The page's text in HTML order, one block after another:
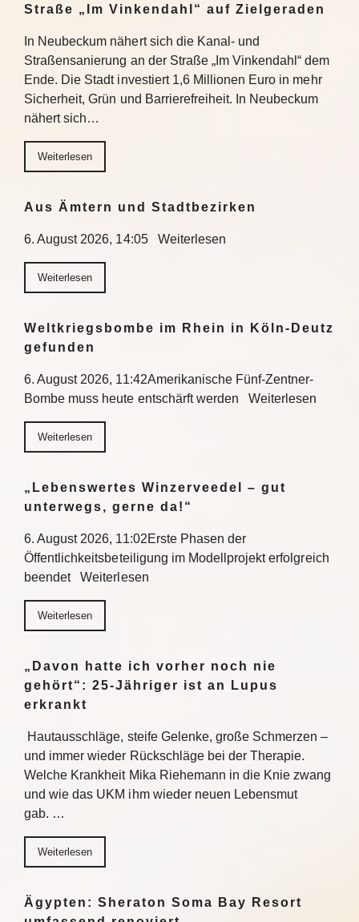
Straße „Im Vinkendahl“ auf Zielgeraden
In Neubeckum nähert sich die Kanal- und
Straßensanierung an der Straße „Im Vinkendahl“ dem
Ende. Die Stadt investiert 1,6 Millionen Euro in mehr
Sicherheit, Grün und Barrierefreiheit. In Neubeckum
nähert sich…
Weiterlesen
Aus Ämtern und Stadtbezirken
6. August 2026, 14:05 Weiterlesen
Weiterlesen
Weltkriegsbombe im Rhein in Köln-Deutz
gefunden
6. August 2026, 11:42Amerikanische Fünf-Zentner-
Bombe muss heute entschärft werden Weiterlesen
Weiterlesen
„Lebenswertes Winzerveedel – gut
unterwegs, gerne da!“
6. August 2026, 11:02Erste Phasen der
Öffentlichkeitsbeteiligung im Modellprojekt erfolgreich
beendet Weiterlesen
Weiterlesen
„Davon hatte ich vorher noch nie
gehört“: 25-Jähriger ist an Lupus
erkrankt
Hautausschläge, steife Gelenke, große Schmerzen –
und immer wieder Rückschläge bei der Therapie.
Welche Krankheit Mika Riehemann in die Knie zwang
und wie das UKM ihm wieder neuen Lebensmut
gab. …
Weiterlesen
Ägypten: Sheraton Soma Bay Resort